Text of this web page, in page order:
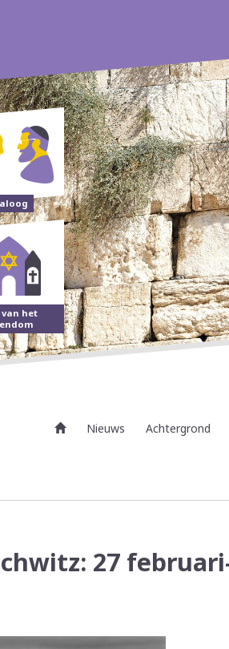
van het
Nieuws Achtergrond
27